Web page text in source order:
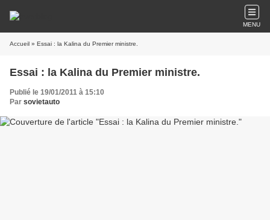
MENU
Accueil » Essai : la Kalina du Premier ministre.
Essai : la Kalina du Premier ministre.
Publié le 19/01/2011 à 15:10
Par sovietauto